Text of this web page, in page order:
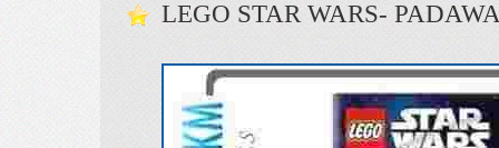
LEGO STAR WARS-